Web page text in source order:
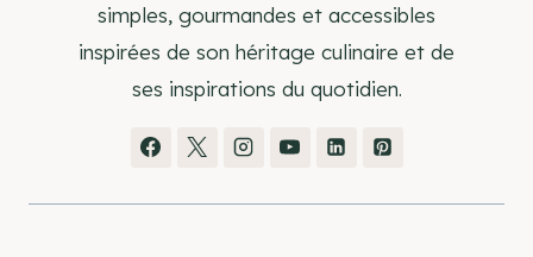
simples, gourmandes et accessibles
inspirées de son héritage culinaire et de
ses inspirations du quotidien.